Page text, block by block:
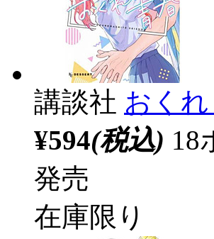
講談社 おく
¥594(税込) 18
発売
在庫限り